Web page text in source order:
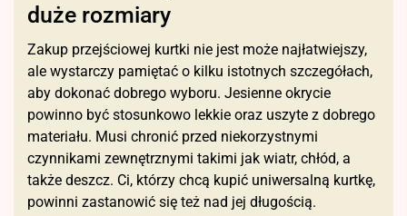
duże rozmiary
Zakup przejściowej kurtki nie jest może najłatwiejszy,
ale wystarczy pamiętać o kilku istotnych szczegółach,
aby dokonać dobrego wyboru. Jesienne okrycie
powinno być stosunkowo lekkie oraz uszyte z dobrego
materiału. Musi chronić przed niekorzystnymi
czynnikami zewnętrznymi takimi jak wiatr, chłód, a
także deszcz. Ci, którzy chcą kupić uniwersalną kurtkę,
powinni zastanowić się też nad jej długością.